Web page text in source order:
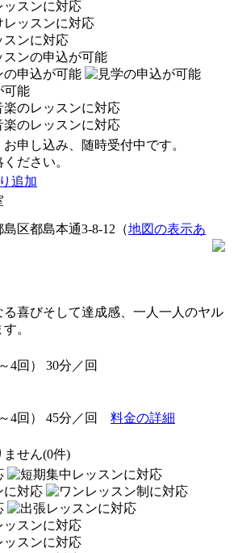
申し込み、随時受付中です。
ださい。
追加
区都島本通3-8-12（地図の表示あ
る喜びそして達成感、一人一人のヤル
。
4回） 30分／回
4回） 45分／回 料金の詳細
ません(0件)